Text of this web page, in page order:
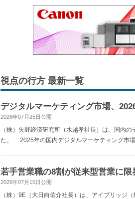
視点の行方 最新一覧
デジタルマーケティング市場、
2026年07月25日公開
（株）矢野経済研究所（水越孝社長）は、国内
た。 2025年の国内デジタルマーケティング市
若手営業職の8割が従来型営業に限
2026年07月15日公開
（株）9E（大日向佑介社長）は、アイブリッジ